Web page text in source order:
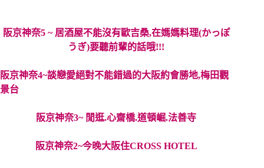
阪京神奈5 ~ 居酒屋不能沒有歐吉桑,在媽媽料理(かっぽ
うぎ)要聽前輩的話哦!!!
阪京神奈4~談戀愛絕對不能錯過的大阪約會勝地,梅田觀
景台
阪京神奈3~ 閒逛.心齋橋.道頓崛.法善寺
阪京神奈2~今晚大阪住CROSS HOTEL